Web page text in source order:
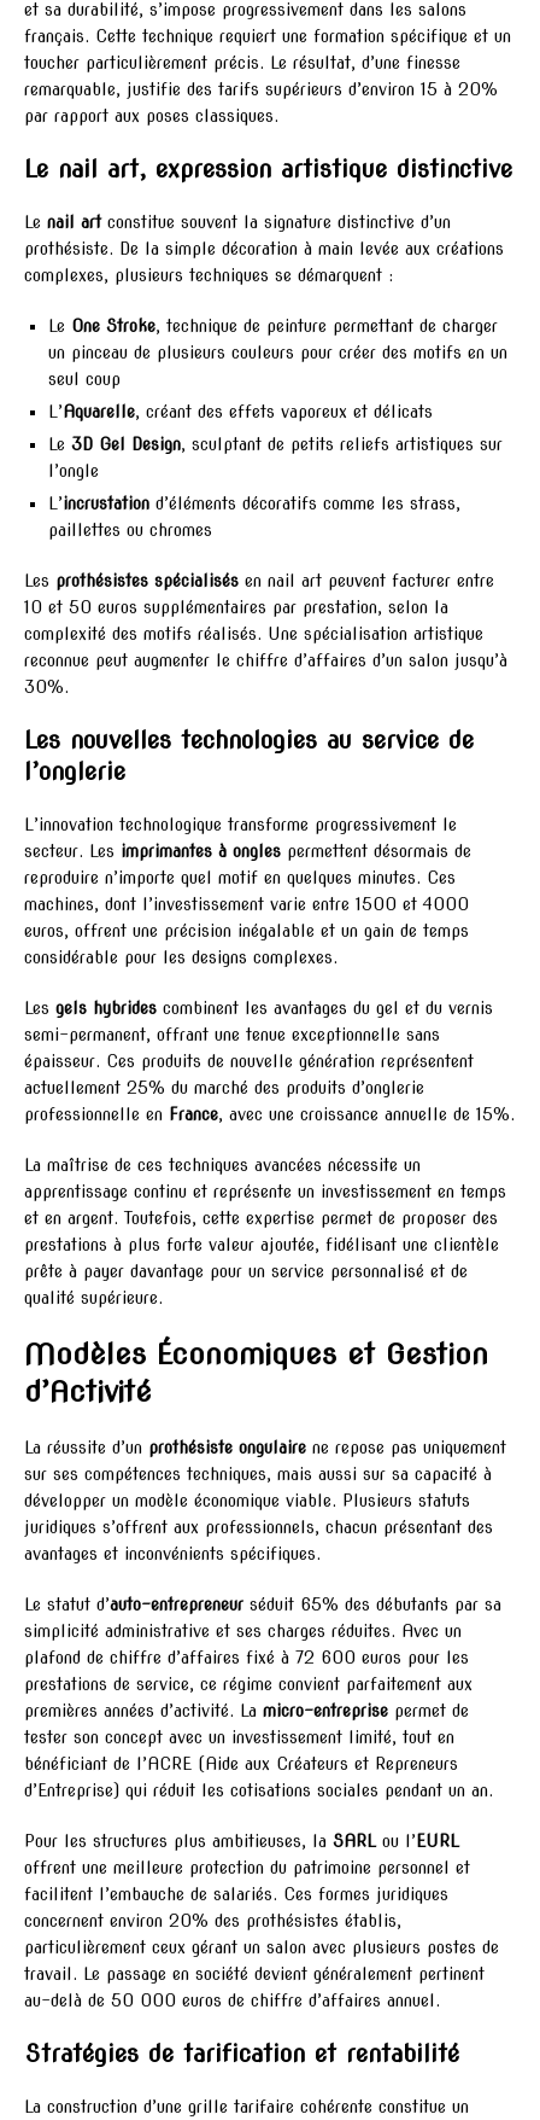
et sa durabilité, s’impose progressivement dans les salons
français. Cette technique requiert une formation spécifique et un
toucher particulièrement précis. Le résultat, d’une finesse
remarquable, justifie des tarifs supérieurs d’environ 15 à 20%
par rapport aux poses classiques.
Le nail art, expression artistique distinctive
Le nail artconstitue souvent la signature distinctive d’un
prothésiste. De la simple décoration à main levée aux créations
complexes, plusieurs techniques se démarquent :
Le One Stroke, technique de peinture permettant de charger
un pinceau de plusieurs couleurs pour créer des motifs en un
seul coup
L’Aquarelle, créant des effets vaporeux et délicats
Le 3D Gel Design, sculptant de petits reliefs artistiques sur
l’ongle
L’incrustation d’éléments décoratifs comme les strass,
paillettes ou chromes
Les prothésistes spécialisés en nail art peuvent facturer entre
10 et 50 euros supplémentaires par prestation, selon la
complexité des motifs réalisés. Une spécialisation artistique
reconnue peut augmenter le chiffre d’affaires d’un salon jusqu’à
30%.
Les nouvelles technologies au service de
l’onglerie
L’innovation technologique transforme progressivement le
secteur. Les imprimantes à ongles permettent désormais de
reproduire n’importe quel motif en quelques minutes. Ces
machines, dont l’investissement varie entre 1500 et 4000
euros, offrent une précision inégalable et un gain de temps
considérable pour les designs complexes.
Les gels hybrides combinent les avantages du gel et du vernis
semi-permanent, offrant une tenue exceptionnelle sans
épaisseur. Ces produits de nouvelle génération représentent
actuellement 25% du marché des produits d’onglerie
professionnelle en France, avec une croissance annuelle de 15%.
La maîtrise de ces techniques avancées nécessite un
apprentissage continu et représente un investissement en temps
et en argent. Toutefois, cette expertise permet de proposer des
prestations à plus forte valeur ajoutée, fidélisant une clientèle
prête à payer davantage pour un service personnalisé et de
qualité supérieure.
Modèles Économiques et Gestion
d’Activité
La réussite d’un prothésiste ongulaire ne repose pas uniquement
sur ses compétences techniques, mais aussi sur sa capacité à
développer un modèle économique viable. Plusieurs statuts
juridiques s’offrent aux professionnels, chacun présentant des
avantages et inconvénients spécifiques.
Le statut d’auto-entrepreneur séduit 65% des débutants par sa
simplicité administrative et ses charges réduites. Avec un
plafond de chiffre d’affaires fixé à 72 600 euros pour les
prestations de service, ce régime convient parfaitement aux
premières années d’activité. La micro-entreprise permet de
tester son concept avec un investissement limité, tout en
bénéficiant de l’ACRE (Aide aux Créateurs et Repreneurs
d’Entreprise) qui réduit les cotisations sociales pendant un an.
Pour les structures plus ambitieuses, la SARLou l’ EURL
offrent une meilleure protection du patrimoine personnel et
facilitent l’embauche de salariés. Ces formes juridiques
concernent environ 20% des prothésistes établis,
particulièrement ceux gérant un salon avec plusieurs postes de
travail. Le passage en société devient généralement pertinent
au-delà de 50 000 euros de chiffre d’affaires annuel.
Stratégies de tarification et rentabilité
La construction d’une grille tarifaire cohérente constitue un